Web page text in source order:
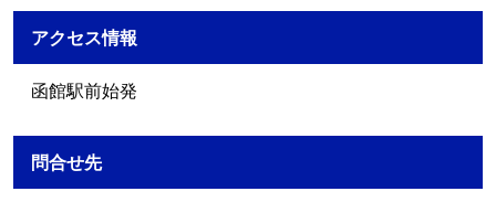
アクセス情報
函館駅前始発
問合せ先